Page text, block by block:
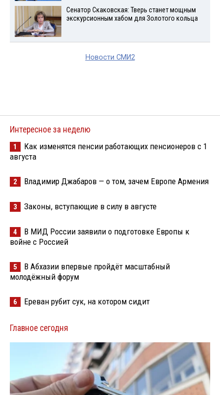
Сенатор Скаковская: Тверь станет мощным
экскурсионным хабом для Золотого кольца
Новости СМИ2
Интересное за неделю
1
Как изменятся пенсии работающих пенсионеров с 1
августа
2 Владимир Джабаров — о том, зачем Европе Армения
3 Законы, вступающие в силу в августе
4
В МИД России заявили о подготовке Европы к
войне с Россией
5
В Абхазии впервые пройдёт масштабный
молодёжный форум
6 Ереван рубит сук, на котором сидит
Главное сегодня